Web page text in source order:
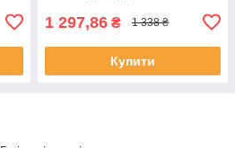
1 297,86 ₴ 1 338 ₴
Купити